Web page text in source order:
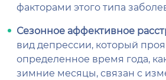
факторами этого типа
Сезонное аффективное
вид депрессии, который
определенное время года,
зимние месяцы, связан с